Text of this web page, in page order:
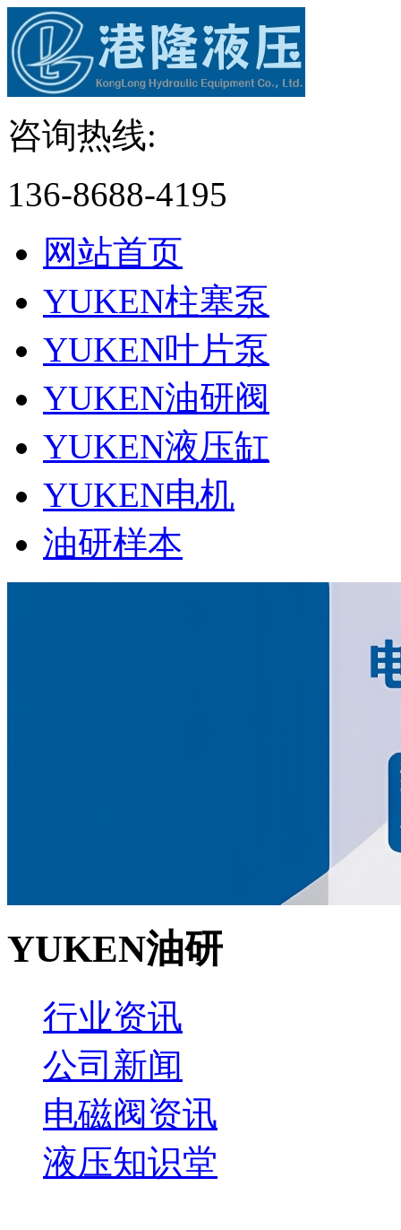
咨询热线:
136-8688-4195
网站首页
YUKEN柱塞泵
YUKEN叶片泵
YUKEN油研阀
YUKEN液压缸
YUKEN电机
油研样本
YUKEN油研
行业资讯
公司新闻
电磁阀资讯
液压知识堂